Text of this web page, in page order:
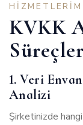
KVKK
Süreçler
1. Veri
Analizi
Şirketinizde hangi